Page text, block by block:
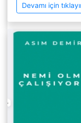
Devamı için